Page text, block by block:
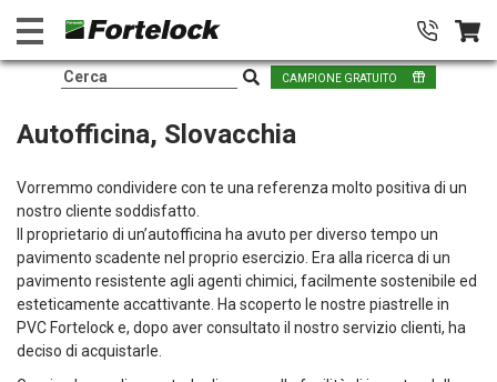
CAMPIONE GRATUITO
Autofficina, Slovacchia
Vorremmo condividere con te una referenza molto positiva di un
nostro cliente soddisfatto.
Il proprietario di un’autofficina ha avuto per diverso tempo un
pavimento scadente nel proprio esercizio. Era alla ricerca di un
pavimento resistente agli agenti chimici, facilmente sostenibile ed
esteticamente accattivante. Ha scoperto le nostre piastrelle in
PVC Fortelock e, dopo aver consultato il nostro servizio clienti, ha
deciso di acquistarle.